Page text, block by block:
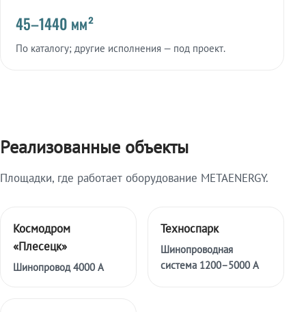
45–1440 мм²
По каталогу; другие исполнения — под проект.
Реализованные объекты
Площадки, где работает оборудование METAENERGY.
Космодром
«Плесецк»
Шинопровод 4000 А
Техноспарк
Шинопроводная
система 1200–5000 А